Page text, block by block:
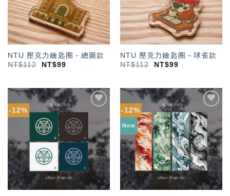
NTU 壓克力鑰匙圈－總圖款
NT$112 NT$99
NTU 壓克力鑰匙圈－球雀款
NT$112 NT$99
-12%
望輕
單」
-12%
New
加入
「願
望輕
單」